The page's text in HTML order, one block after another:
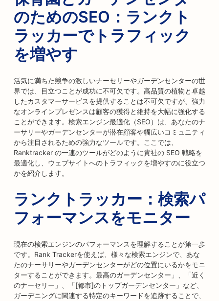
のためのSEO：ランクト
ラッカーでトラフィック
を増やす
活気に満ちた競争の激しいナーセリーやガーデンセンターの世
界では、目立つことが成功に不可欠です。高品質の植物と卓越
したカスタマーサービスを提供することは不可欠ですが、強力
なオンラインプレゼンスは顧客の獲得と維持を大幅に強化する
ことができます。検索エンジン最適化（SEO）は、あなたのナ
ーサリーやガーデンセンターが潜在顧客や幅広いコミュニティ
から注目されるための強力なツールです。ここでは、
Ranktracker の一連のツールがどのように貴社の SEO 戦略を
最適化し、ウェブサイトへのトラフィックを増やすのに役立つ
かを紹介します。
ランクトラッカー：検索パ
フォーマンスをモニター
現在の検索エンジンのパフォーマンスを理解することが第一歩
です。Rank Trackerを使えば、様々な検索エンジンで、あな
たのナーサリーやガーデンセンターがどの位置にいるかをモニ
ターすることができます。最高のガーデンセンター」、「近く
のナーセリー」、「[都市]のトップガーデンセンター」など、
ガーデニングに関連する特定のキーワードを追跡することで、